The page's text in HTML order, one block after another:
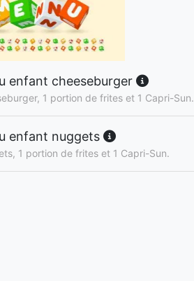
enfant cheeseburger
1 portion de frites et 1 Capri-Sun.
enfant nuggets
1 portion de frites et 1 Capri-Sun.